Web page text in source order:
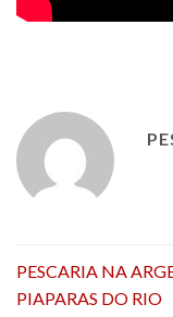
PESCARIA NA
PIAPARAS DO RIO